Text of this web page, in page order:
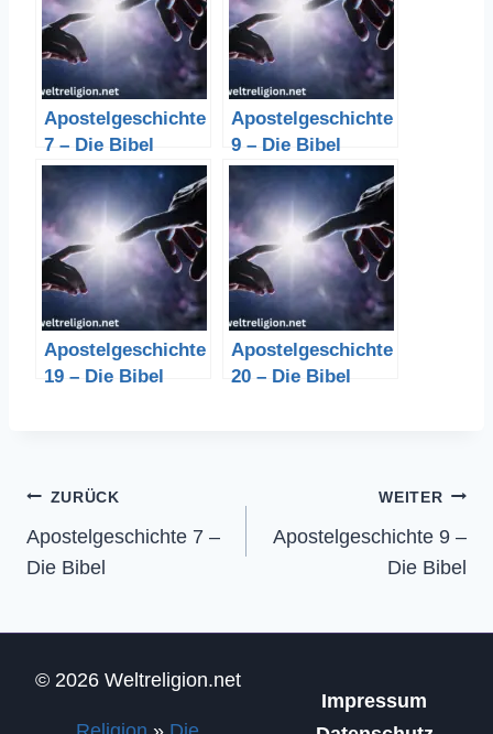
Apostelgeschichte
7 – Die Bibel
Apostelgeschichte
9 – Die Bibel
Apostelgeschichte
19 – Die Bibel
Apostelgeschichte
20 – Die Bibel
Beitragsnavigation
ZURÜCK
Apostelgeschichte 7 –
Die Bibel
WEITER
Apostelgeschichte 9 –
Die Bibel
© 2026 Weltreligion.net
Impressum